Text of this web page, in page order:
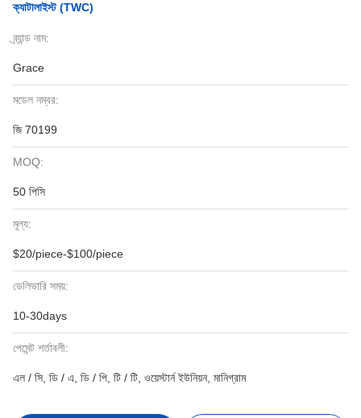
ক্যাটালাইস্ট (TWC)
ব্র্যান্ড নাম:
Grace
মডেল নম্বর:
জি 70199
MOQ:
50 পিসি
মূল্য:
$20/piece-$100/piece
ডেলিভারি সময়:
10-30days
পেমেন্ট শর্তাবলী:
এল / সি, ডি / এ, ডি / পি, টি / টি, ওয়েস্টার্ন ইউনিয়ন, মানিগ্রাম